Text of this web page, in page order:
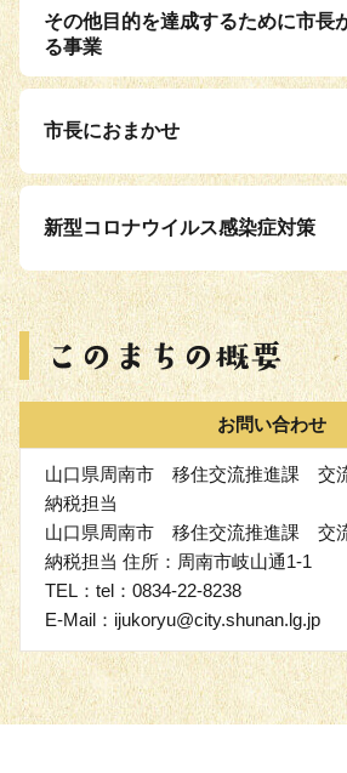
その他目的を達成するために市長
る事業
市長におまかせ
新型コロナウイルス感染症対策
お問い合わせ
山口県周南市 移住交流推進課 交
納税担当
山口県周南市 移住交流推進課 交
納税担当 住所：周南市岐山通1-1
TEL：tel：0834-22-8238
E-Mail：ijukoryu@city.shunan.lg.jp